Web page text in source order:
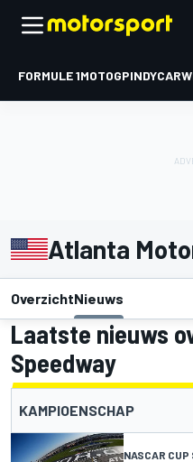
FORMULE 1MOTOGPINDYCAR
Atlanta
OverzichtNieuws
Laatste nieuws
Speedway
KAMPIOENSCHAP
NASCAR CUP